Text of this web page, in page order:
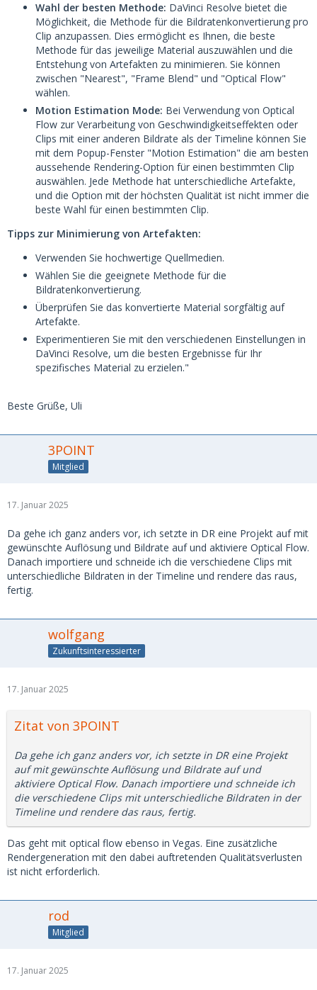
Wahl der besten Methode: DaVinci Resolve bietet die
Möglichkeit, die Methode für die Bildratenkonvertierung pro
Clip anzupassen. Dies ermöglicht es Ihnen, die beste
Methode für das jeweilige Material auszuwählen und die
Entstehung von Artefakten zu minimieren. Sie können
zwischen "Nearest", "Frame Blend" und "Optical Flow"
wählen.
Motion Estimation Mode: Bei Verwendung von Optical
Flow zur Verarbeitung von Geschwindigkeitseffekten oder
Clips mit einer anderen Bildrate als der Timeline können Sie
mit dem Popup-Fenster "Motion Estimation" die am besten
aussehende Rendering-Option für einen bestimmten Clip
auswählen. Jede Methode hat unterschiedliche Artefakte,
und die Option mit der höchsten Qualität ist nicht immer die
beste Wahl für einen bestimmten Clip.
Tipps zur Minimierung von Artefakten:
Verwenden Sie hochwertige Quellmedien.
Wählen Sie die geeignete Methode für die
Bildratenkonvertierung.
Überprüfen Sie das konvertierte Material sorgfältig auf
Artefakte.
Experimentieren Sie mit den verschiedenen Einstellungen in
DaVinci Resolve, um die besten Ergebnisse für Ihr
spezifisches Material zu erzielen."
Beste Grüße, Uli
3POINT
Mitglied
17. Januar 2025
Da gehe ich ganz anders vor, ich setzte in DR eine Projekt auf mit
gewünschte Auflösung und Bildrate auf und aktiviere Optical Flow.
Danach importiere und schneide ich die verschiedene Clips mit
unterschiedliche Bildraten in der Timeline und rendere das raus,
fertig.
wolfgang
Zukunftsinteressierter
17. Januar 2025
Zitat von 3POINT
Da gehe ich ganz anders vor, ich setzte in DR eine Projekt
auf mit gewünschte Auflösung und Bildrate auf und
aktiviere Optical Flow. Danach importiere und schneide ich
die verschiedene Clips mit unterschiedliche Bildraten in der
Timeline und rendere das raus, fertig.
Das geht mit optical flow ebenso in Vegas. Eine zusätzliche
Rendergeneration mit den dabei auftretenden Qualitätsverlusten
ist nicht erforderlich.
rod
Mitglied
17. Januar 2025